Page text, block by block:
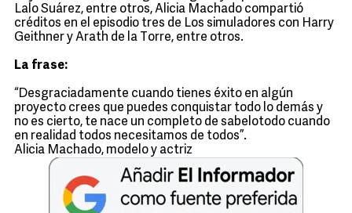
Lalo Suárez, entre otros, Alicia Machado compartió
créditos en el episodio tres de Los simuladores con Harry
Geithner y Arath de la Torre, entre otros.
La frase:
“Desgraciadamente cuando tienes éxito en algún
proyecto crees que puedes conquistar todo lo demás y
no es cierto, te nace un completo de sabelotodo cuando
en realidad todos necesitamos de todos”.
Alicia Machado, modelo y actriz